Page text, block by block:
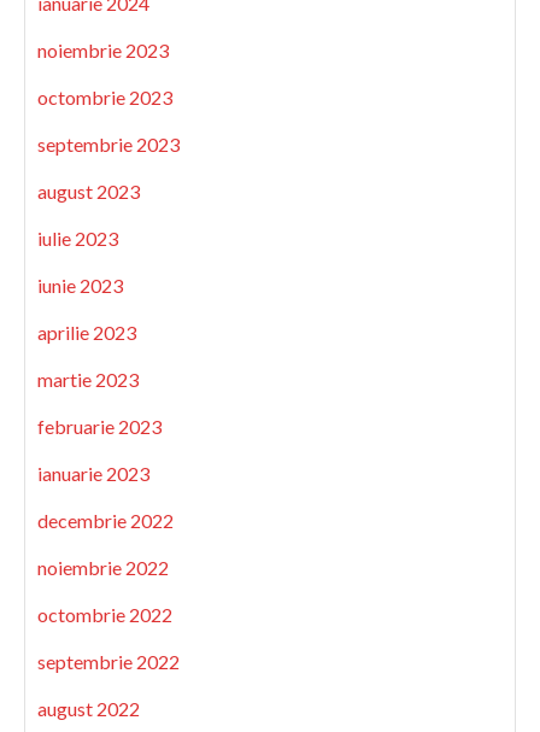
noiembrie 2023
octombrie 2023
septembrie 2023
august 2023
iulie 2023
iunie 2023
aprilie 2023
martie 2023
februarie 2023
ianuarie 2023
decembrie 2022
noiembrie 2022
octombrie 2022
septembrie 2022
august 2022